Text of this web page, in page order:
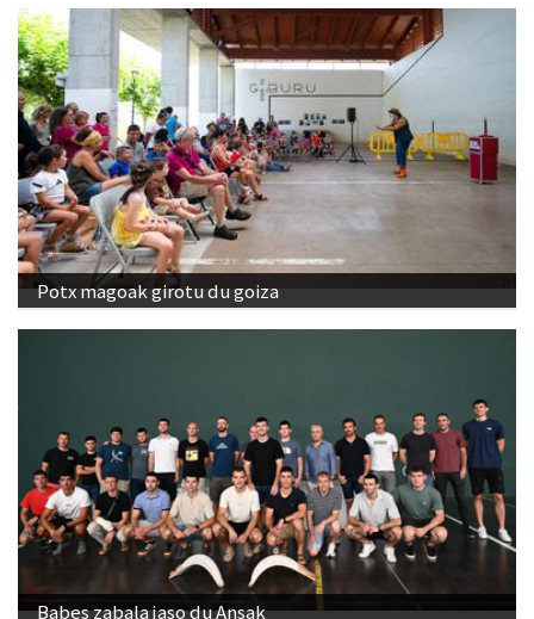
Sorabillako jai-egitaraua